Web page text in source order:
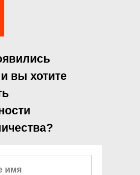
вы хотите